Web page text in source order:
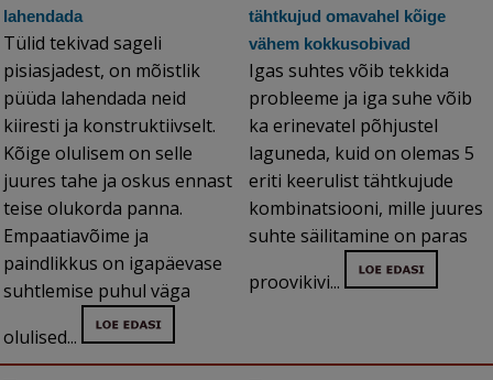
lahendada
Tülid tekivad sageli
pisiasjadest, on mõistlik
püüda lahendada neid
kiiresti ja konstruktiivselt.
Kõige olulisem on selle
juures tahe ja oskus ennast
teise olukorda panna.
Empaatiavõime ja
paindlikkus on igapäevase
suhtlemise puhul väga
olulised...
tähtkujud omavahel kõige
vähem kokkusobivad
Igas suhtes võib tekkida
probleeme ja iga suhe võib
ka erinevatel põhjustel
laguneda, kuid on olemas 5
eriti keerulist tähtkujude
kombinatsiooni, mille juures
suhte säilitamine on paras
proovikivi...